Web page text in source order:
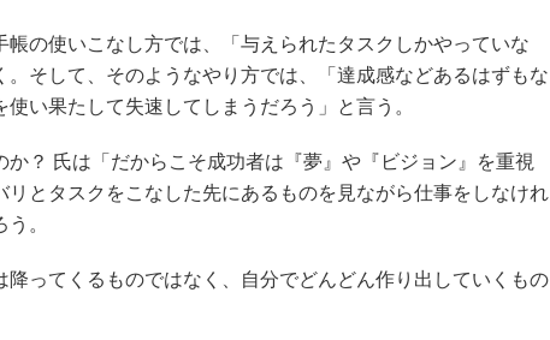
の使いこなし方では、「与えられたタスクしかやっていな
。そして、そのようなやり方では、「達成感などあるはずもな
い果たして失速してしまうだろう」と言う。
？ 氏は「だからこそ成功者は『夢』や『ビジョン』を重視
リとタスクをこなした先にあるものを見ながら仕事をしなけれ
。
ってくるものではなく、自分でどんどん作り出していくもの